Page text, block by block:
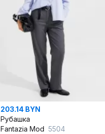
203.14 BYN
Рубашка
Fantazia Mod 5504